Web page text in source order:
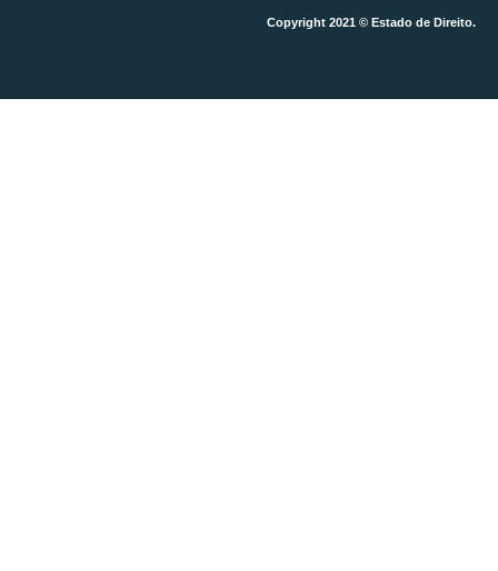
Copyright 2021 © Estado de Direito.